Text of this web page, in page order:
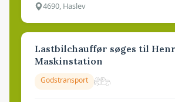
4690, Haslev
Lastbilchauffør søges til
Maskinstation
Godstransport